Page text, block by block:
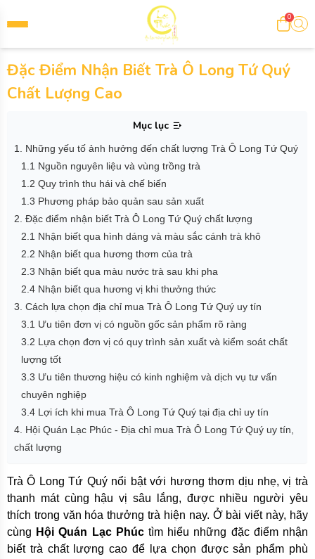
0
Đặc Điểm Nhận Biết Trà Ô Long Tứ Quý
Chất Lượng Cao
Mục lục
1. Những yếu tố ảnh hưởng đến chất lượng Trà Ô Long Tứ Quý
1.1 Nguồn nguyên liệu và vùng trồng trà
1.2 Quy trình thu hái và chế biến
1.3 Phương pháp bảo quản sau sản xuất
2. Đặc điểm nhận biết Trà Ô Long Tứ Quý chất lượng
2.1 Nhận biết qua hình dáng và màu sắc cánh trà khô
2.2 Nhận biết qua hương thơm của trà
2.3 Nhận biết qua màu nước trà sau khi pha
2.4 Nhận biết qua hương vị khi thưởng thức
3. Cách lựa chọn địa chỉ mua Trà Ô Long Tứ Quý uy tín
3.1 Ưu tiên đơn vị có nguồn gốc sản phẩm rõ ràng
3.2 Lựa chọn đơn vị có quy trình sản xuất và kiểm soát chất
lượng tốt
3.3 Ưu tiên thương hiệu có kinh nghiệm và dịch vụ tư vấn
chuyên nghiệp
3.4 Lợi ích khi mua Trà Ô Long Tứ Quý tại địa chỉ uy tín
4. Hội Quán Lạc Phúc - Địa chỉ mua Trà Ô Long Tứ Quý uy tín,
chất lượng
Trà Ô Long Tứ Quý nổi bật với hương thơm dịu nhẹ, vị trà
thanh mát cùng hậu vị sâu lắng, được nhiều người yêu
thích trong văn hóa thưởng trà hiện nay. Ở bài viết này, hãy
cùng Hội Quán Lạc Phúc tìm hiểu những đặc điểm nhận
biết trà chất lượng cao để lựa chọn được sản phẩm phù